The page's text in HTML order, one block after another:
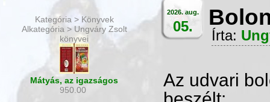
Kategória > Könyvek
Alkategória > Ungváry Zsolt
könyvei
Mátyás, az igazságos
950.00
2026. aug.
05.
Írta:
Az udvari